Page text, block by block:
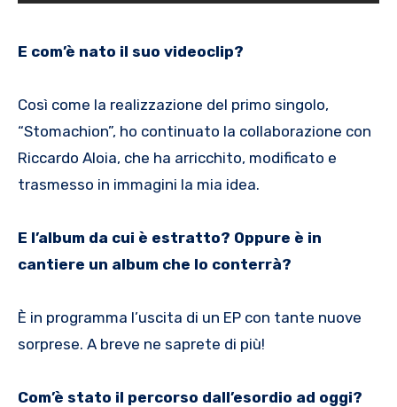
E com’è nato il suo videoclip?
Così come la realizzazione del primo singolo,
“Stomachion”, ho continuato la collaborazione con
Riccardo Aloia, che ha arricchito, modificato e
trasmesso in immagini la mia idea.
E l’album da cui è estratto? Oppure è in
cantiere un album che lo conterrà?
È in programma l’uscita di un EP con tante nuove
sorprese. A breve ne saprete di più!
Com’è stato il percorso dall’esordio ad oggi?